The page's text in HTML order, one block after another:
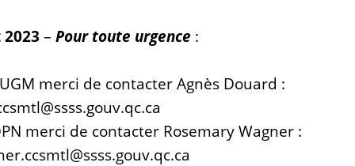
– Pour toute urgence :
merci de contacter Agnès Douard :
merci de contacter Rosemary Wagner :